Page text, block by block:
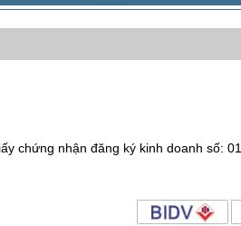
chứng nhận đăng ký kinh doanh số: